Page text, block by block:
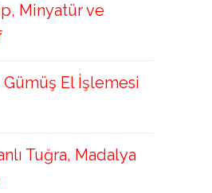
Minyatür ve
Gümüş El İşlemesi
Tuğra, Madalya